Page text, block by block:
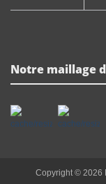
Notre maillage
Copyright © 2026